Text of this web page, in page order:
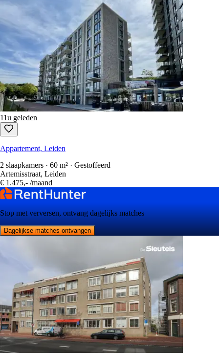
11u geleden
Appartement, Leiden
2 slaapkamers · 60 m² · Gestoffeerd
Artemisstraat, Leiden
€ 1.475,- /maand
Stop met verversen, ontvang dagelijks matches
Dagelijkse matches ontvangen